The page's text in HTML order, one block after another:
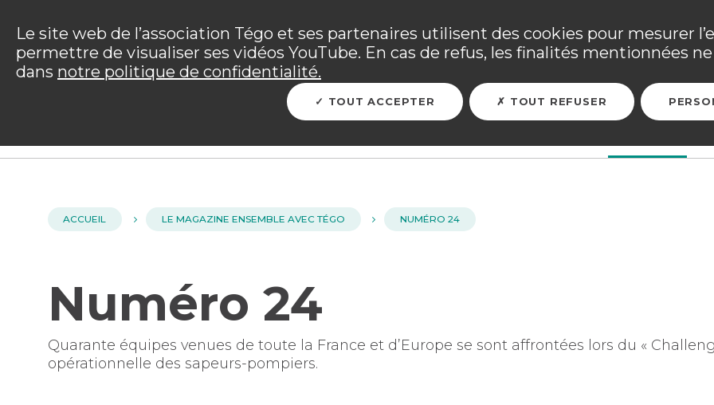
Vous êtes sur le site Tégo
ME PROTÉGER ASSURER MES BIENS L'ASSOCIATION
ACCUEIL LE MAGAZINE ENSEMBLE AVEC TÉGO NUMÉRO 24
Numéro 24
Quarante équipes venues de toute la France et d’Europe se sont affrontées lors du «
opérationnelle des sapeurs-pompiers.
Le site web de l’association Tégo et ses partenaires utilisent des cookies pour mesurer
permettre de visualiser ses vidéos YouTube. En cas de refus, les finalités mentionnées
dans notre politique de confidentialité.
TOUT ACCEPTER TOUT REFUSER